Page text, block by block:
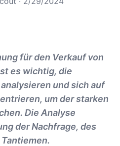
für den Verkauf von
es wichtig, die
und sich auf
um der starken
Die Analyse
der Nachfrage, des